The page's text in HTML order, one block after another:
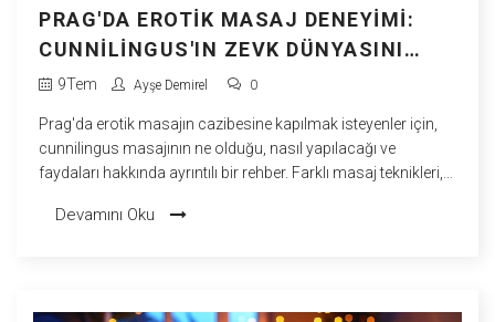
PRAG'DA EROTIK MASAJ DENEYIMI:
CUNNILINGUS'IN ZEVK DÜNYASINI
KEŞFEDIN
9Tem Ayşe Demirel 0
Prag'da erotik masajın cazibesine kapılmak isteyenler için,
cunnilingus masajının ne olduğu, nasıl yapılacağı ve
faydaları hakkında ayrıntılı bir rehber. Farklı masaj teknikleri,
ile dolu bir makale.
Devamını Oku